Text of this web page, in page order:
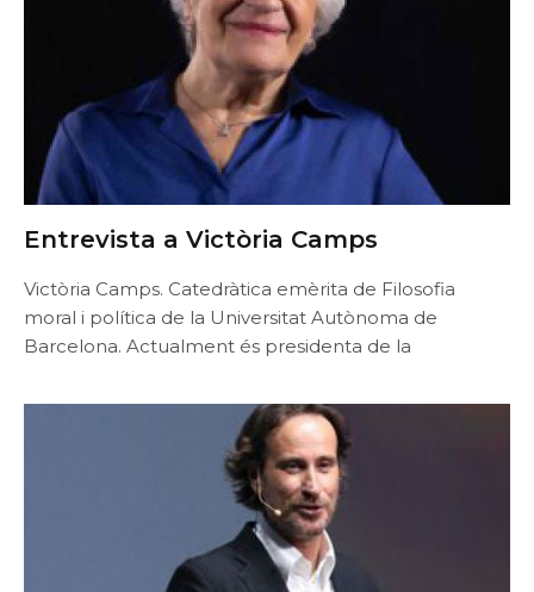
Entrevista a Victòria Camps
Victòria Camps. Catedràtica emèrita de Filosofia
moral i política de la Universitat Autònoma de
Barcelona. Actualment és presidenta de la